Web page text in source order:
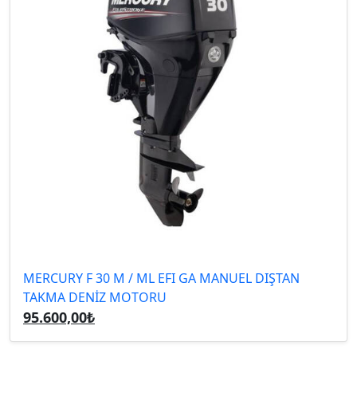
MERCURY F 30 M / ML EFI GA MANUEL DIŞTAN
TAKMA DENİZ MOTORU
95.600,00₺